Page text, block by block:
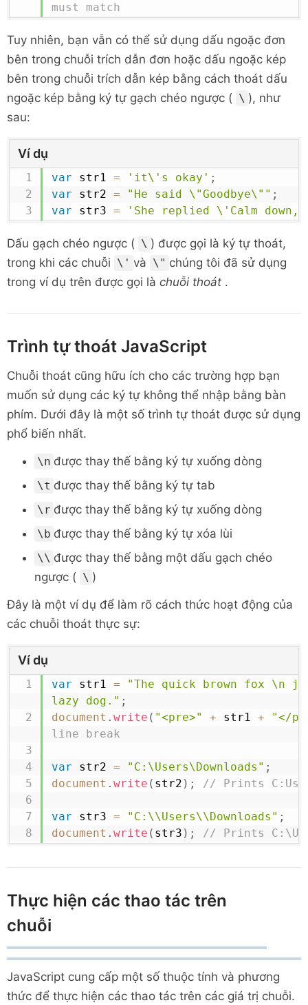
must match
Tuy nhiên, bạn vẫn có thể sử dụng dấu ngoặc đơn
bên trong chuỗi trích dẫn đơn hoặc dấu ngoặc kép
bên trong chuỗi trích dẫn kép bằng cách thoát dấu
ngoặc kép bằng ký tự gạch chéo ngược ( \ ), như
sau:
Ví dụ
var str1 = 'it\'s okay' ;
var str2 = "He said \"Goodbye\"" ;
var str3 = 'She replied \'Calm
Dấu gạch chéo ngược ( \ ) được gọi là ký tự thoát,
trong khi các chuỗi \' và \" chúng tôi đã sử dụng
trong ví dụ trên được gọi là chuỗi thoát .
Trình tự thoát JavaScript
Chuỗi thoát cũng hữu ích cho các trường hợp bạn
muốn sử dụng các ký tự không thể nhập bằng bàn
phím. Dưới đây là một số trình tự thoát được sử dụng
phổ biến nhất.
\n được thay thế bằng ký tự xuống dòng
\t được thay thế bằng ký tự tab
\r được thay thế bằng ký tự xuống dòng
\b được thay thế bằng ký tự xóa lùi
\\ được thay thế bằng một dấu gạch chéo
ngược ( \ )
Đây là một ví dụ để làm rõ cách thức hoạt động của
các chuỗi thoát thực sự:
Ví dụ
var str1 =
"The quick brown fox \n
lazy dog." ;
document . write ( "<pre>" + str1 +
"</
line break
var str2 = "C:\Users\Downloads" ;
document . write ( str2 ) ; // Prints
var str3 = "C:\\Users\\Downloads" ;
document . write ( str3 ) ; // Prints
Thực hiện các thao tác trên
chuỗi
JavaScript cung cấp một số thuộc tính và phương
thức để thực hiện các thao tác trên các giá trị chuỗi.